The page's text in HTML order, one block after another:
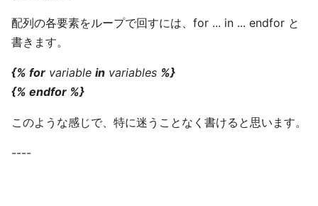
配列の各要素をループで回すには、for ... in ... endfor と
書きます。
{% for variable in variables %}
{% endfor %}
このような感じで、特に迷うことなく書けると思います。
----